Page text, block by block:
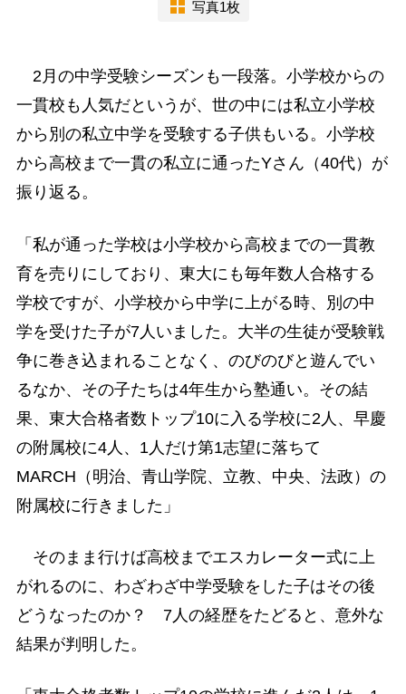
写真1枚
2月の中学受験シーズンも一段落。小学校からの
一貫校も人気だというが、世の中には私立小学校
から別の私立中学を受験する子供もいる。小学校
から高校まで一貫の私立に通ったYさん（40代）が
振り返る。
「私が通った学校は小学校から高校までの一貫教
育を売りにしており、東大にも毎年数人合格する
学校ですが、小学校から中学に上がる時、別の中
学を受けた子が7人いました。大半の生徒が受験戦
争に巻き込まれることなく、のびのびと遊んでい
るなか、その子たちは4年生から塾通い。その結
果、東大合格者数トップ10に入る学校に2人、早慶
の附属校に4人、1人だけ第1志望に落ちて
MARCH（明治、青山学院、立教、中央、法政）の
附属校に行きました」
そのまま行けば高校までエスカレーター式に上
がれるのに、わざわざ中学受験をした子はその後
どうなったのか？ 7人の経歴をたどると、意外な
結果が判明した。